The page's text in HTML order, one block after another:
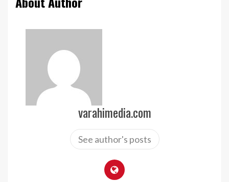
varahimedia.com
See author's posts